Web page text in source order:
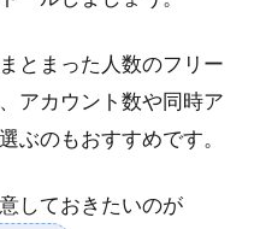
とまった人数のフリー
アカウント数や同時ア
ぶのもおすすめです。
しておきたいのが